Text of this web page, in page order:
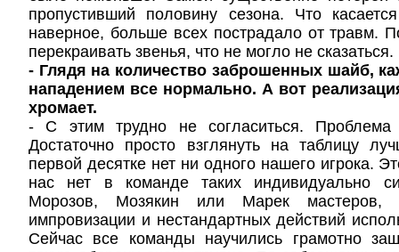
пропустивший половину сезона. Что
наверное, больше всех пострадало от травм.
перекраивать звенья, что не могло не сказаться.
- Глядя на количество заброшенных шайб,
нападением все нормально. А вот
хромает.
- С этим трудно не согласиться. Проблема
Достаточно просто взглянуть на таблицу
первой десятке нет ни одного нашего игрока.
нас нет в команде таких индивидуально
Морозов, Мозякин или Марек мастеров,
импровизации и нестандартных действий
Сейчас все команды научились грамотно